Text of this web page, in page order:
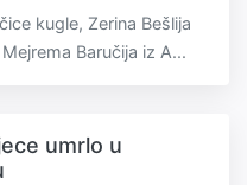
kugle, Zerina Bešlija
Baručija iz A...
umrlo u